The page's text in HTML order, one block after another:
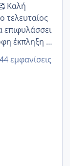
Καλή
τελευταίος
επιφυλάσσει
έκπληξη 🧿
εμφανίσεις